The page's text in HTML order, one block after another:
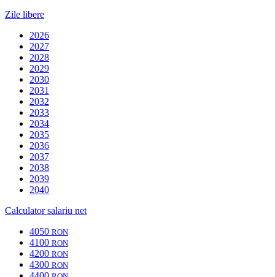
Zile libere
2026
2027
2028
2029
2030
2031
2032
2033
2034
2035
2036
2037
2038
2039
2040
Calculator salariu net
4050 RON
4100 RON
4200 RON
4300 RON